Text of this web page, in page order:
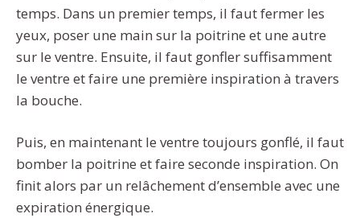
temps. Dans un premier temps, il faut fermer les
yeux, poser une main sur la poitrine et une autre
sur le ventre. Ensuite, il faut gonfler suffisamment
le ventre et faire une première inspiration à travers
la bouche.
Puis, en maintenant le ventre toujours gonflé, il faut
bomber la poitrine et faire seconde inspiration. On
finit alors par un relâchement d’ensemble avec une
expiration énergique.